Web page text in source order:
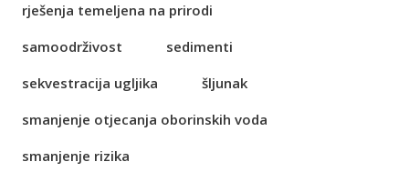
rješenja temeljena na prirodi
samoodrživost
sedimenti
sekvestracija ugljika
šljunak
smanjenje otjecanja oborinskih voda
smanjenje rizika